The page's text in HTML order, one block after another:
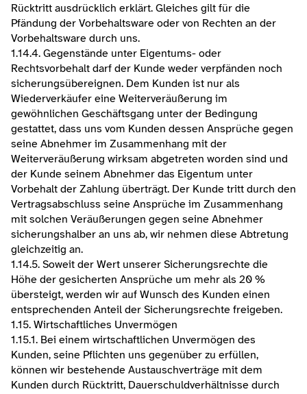
Rücktritt ausdrücklich erklärt. Gleiches gilt für die
Pfändung der Vorbehaltsware oder von Rechten an der
Vorbehaltsware durch uns.
1.14.4. Gegenstände unter Eigentums- oder
Rechtsvorbehalt darf der Kunde weder verpfänden noch
sicherungsübereignen. Dem Kunden ist nur als
Wiederverkäufer eine Weiterveräußerung im
gewöhnlichen Geschäftsgang unter der Bedingung
gestattet, dass uns vom Kunden dessen Ansprüche gegen
seine Abnehmer im Zusammenhang mit der
Weiterveräußerung wirksam abgetreten worden sind und
der Kunde seinem Abnehmer das Eigentum unter
Vorbehalt der Zahlung überträgt. Der Kunde tritt durch den
Vertragsabschluss seine Ansprüche im Zusammenhang
mit solchen Veräußerungen gegen seine Abnehmer
sicherungshalber an uns ab, wir nehmen diese Abtretung
gleichzeitig an.
1.14.5. Soweit der Wert unserer Sicherungsrechte die
Höhe der gesicherten Ansprüche um mehr als 20 %
übersteigt, werden wir auf Wunsch des Kunden einen
entsprechenden Anteil der Sicherungsrechte freigeben.​
1.15. Wirtschaftliches Unvermögen
1.15.1. Bei einem wirtschaftlichen Unvermögen des
Kunden, seine Pflichten uns gegenüber zu erfüllen,
können wir bestehende Austauschverträge mit dem
Kunden durch Rücktritt, Dauerschuldverhältnisse durch